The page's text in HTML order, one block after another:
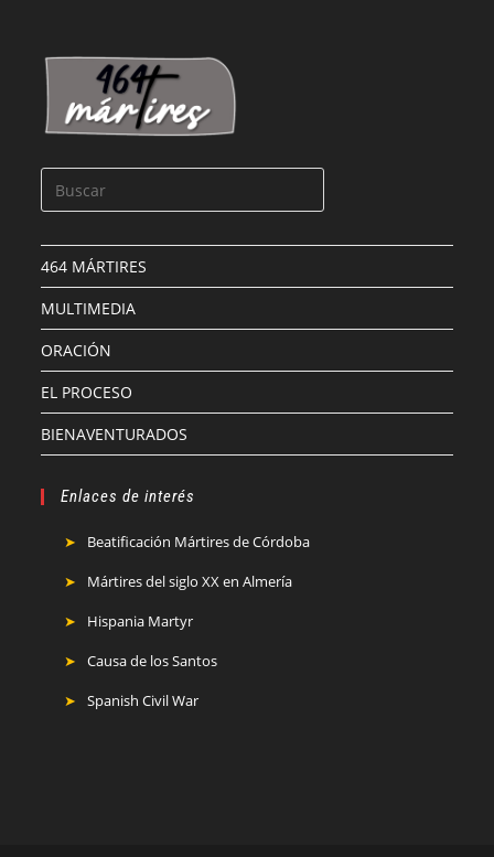
464 MÁRTIRES
MULTIMEDIA
ORACIÓN
EL PROCESO
BIENAVENTURADOS
Enlaces de interés
Beatificación Mártires de Córdoba
Mártires del siglo XX en Almería
Hispania Martyr
Causa de los Santos
Spanish Civil War